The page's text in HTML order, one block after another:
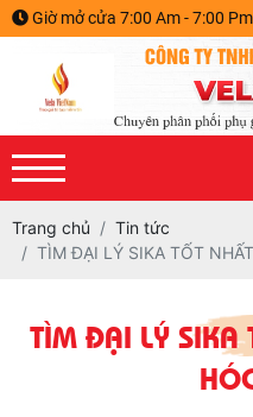
Giờ mở cửa 7:00 Am - 7:00 Pm
Trang chủ
Tin tức
TÌM ĐẠI LÝ SIKA TỐT
TÌM ĐẠI LÝ SIKA